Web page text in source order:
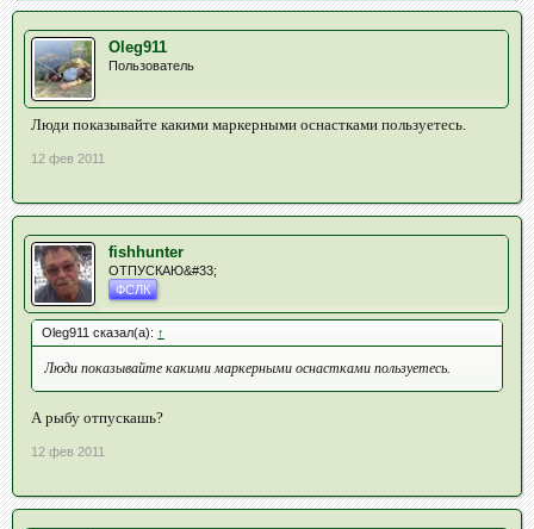
Oleg911
Пользователь
Люди показывайте какими маркерными оснастками пользуетесь.
12 фев 2011
fishhunter
ОТПУСКАЮ&#33;
ФСЛК
Oleg911 сказал(а): ↑
Люди показывайте какими маркерными оснастками пользуетесь.
А рыбу отпускашь?
12 фев 2011